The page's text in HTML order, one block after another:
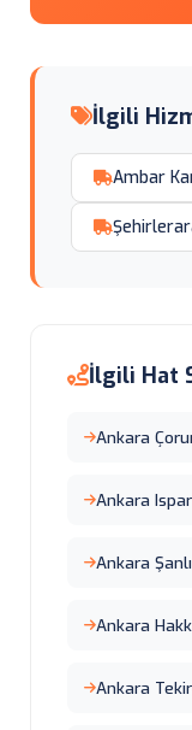
İlgili
Ambar
İlgili Hat
Ankara
Ankara
Ankara
Ankara
Ankara